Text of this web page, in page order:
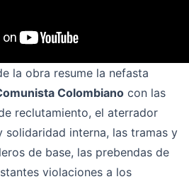
la obra resume la nefasta
Colombiano con las
reclutamiento, el aterrador
solidaridad interna, las tramas y
de base, las prebendas de
violaciones a los